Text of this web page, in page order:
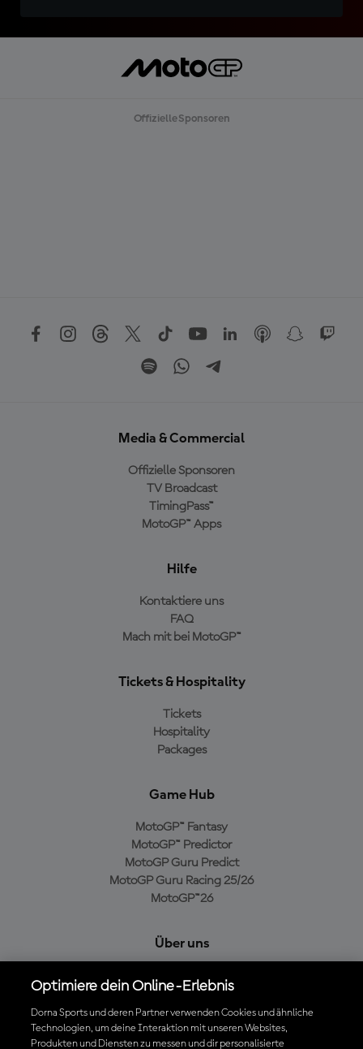
Offizielle Sponsoren
Media & Commercial
Offizielle Sponsoren
TV Broadcast
TimingPass™
MotoGP™ Apps
Hilfe
Kontaktiere uns
FAQ
Mach mit bei MotoGP™
Tickets & Hospitality
Tickets
Hospitality
Packages
Game Hub
MotoGP™ Fantasy
MotoGP™ Predictor
MotoGP Guru Predict
MotoGP Guru Racing 25/26
MotoGP™26
Über uns
Cookie-Richtlinien
Geschäftsbedingungen
Datenschutzrichtlinien
Optimiere dein Online-Erlebnis
Dorna Sports und deren Partner verwenden Cookies und ähnliche
Technologien, um deine Interaktion mit unseren Websites,
Produkten und Diensten zu messen und dir personalisierte